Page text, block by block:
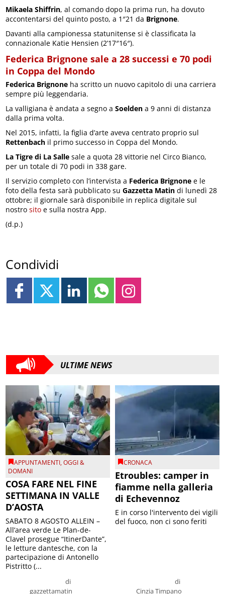
Mikaela Shiffrin, al comando dopo la prima run, ha dovuto
accontentarsi del quinto posto, a 1″21 da Brignone.
Davanti alla campionessa statunitense si è classificata la
connazionale Katie Hensien (2’17″16″).
Federica Brignone sale a 28 successi e 70 podi
in Coppa del Mondo
Federica Brignone ha scritto un nuovo capitolo di una carriera
sempre più leggendaria.
La valligiana è andata a segno aSoelden a 9 anni di distanza
dalla prima volta.
Nel 2015, infatti, la figlia d’arte aveva centrato proprio sul
Rettenbach il primo successo in Coppa del Mondo.
La Tigre di La Salle sale a quota 28 vittorie nel Circo Bianco,
per un totale di 70 podi in 338 gare.
Il servizio completo con l’intervista a Federica Brignone e le
foto della festa sarà pubblicato suGazzetta Matin di lunedì 28
ottobre; il giornale sarà disponibile in replica digitale sul
nostrosito e sulla nostra App.
(d.p.)
Condividi
ULTIME NEWS
APPUNTAMENTI,OGGI &
DOMANI
COSA FARE NEL FINE
SETTIMANA IN VALLE
D’AOSTA
di
gazzettamatin
SABATO 8 AGOSTO ALLEIN –
All’area verde Le Plan-de-
Clavel prosegue “ItinerDante”,
le letture dantesche, con la
partecipazione di Antonello
Pistritto (...
CRONACA
Etroubles: camper in
fiamme nella galleria
di Echevennoz
di
Cinzia Timpano
E in corso l'intervento dei vigili
del fuoco, non ci sono feriti